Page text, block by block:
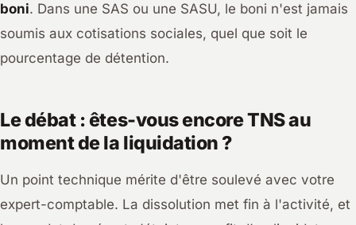
boni. Dans une SAS ou une SASU, le boni n'est jamais
soumis aux cotisations sociales, quel que soit le
pourcentage de détention.
Le débat : êtes-vous encore TNS au
moment de la liquidation ?
Un point technique mérite d'être soulevé avec votre
expert-comptable. La dissolution met fin à l'activité, et